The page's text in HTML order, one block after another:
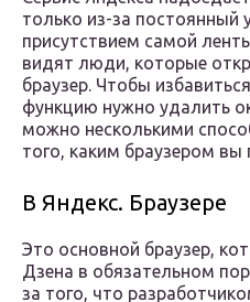
только из-за постоянный
присутствием самой
видят люди, которые
браузер. Чтобы
функцию нужно удалить
можно несколькими
того, каким браузером вы
В Яндекс. Браузере
Это основной браузер,
Дзена в обязательном
за того, что